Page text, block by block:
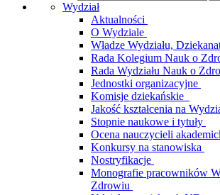
Wydział
Aktualności
O Wydziale
Władze Wydziału,
Rada Kolegium Nauk o
Rada Wydziału Nauk o
Jednostki organizacyjne
Komisje dziekańskie
Jakość kształcenia na
Stopnie naukowe i tytuły
Ocena nauczycieli
Konkursy na stanowiska
Nostryfikacje
Monografie pracowników
Zdrowiu